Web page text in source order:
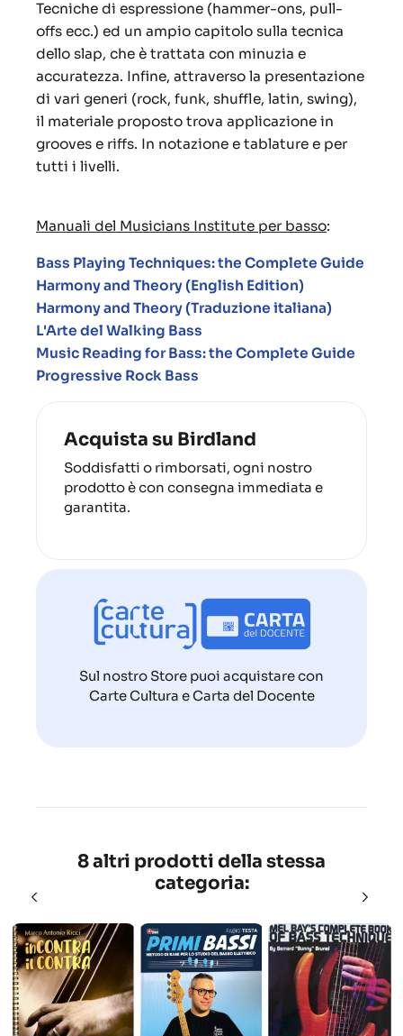
Tecniche di espressione (hammer-ons, pull-
offs ecc.) ed un ampio capitolo sulla tecnica
dello slap, che è trattata con minuzia e
accuratezza. Infine, attraverso la presentazione
di vari generi (rock, funk, shuffle, latin, swing),
il materiale proposto trova applicazione in
grooves e riffs. In notazione e tablature e per
tutti i livelli.
Manuali del Musicians Institute per basso:
Bass Playing Techniques: the Complete Guide
Harmony and Theory (English Edition)
Harmony and Theory (Traduzione italiana)
L'Arte del Walking Bass
Music Reading for Bass: the Complete Guide
Progressive Rock Bass
Acquista su Birdland
Soddisfatti o rimborsati, ogni nostro
prodotto è con consegna immediata e
garantita.
Sul nostro Store puoi acquistare con
Carte Cultura e Carta del Docente
8 altri prodotti della stessa
categoria: